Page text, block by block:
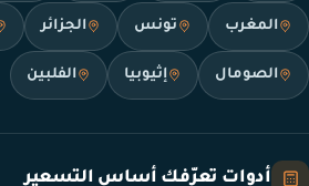
المغرب تونس الجزائر
الصومال إثيوبيا الفلبين
أدوات تعرّفك أساس التسعير